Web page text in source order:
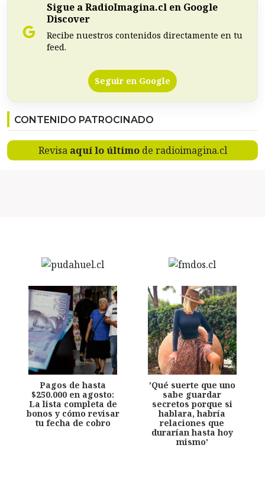
Sigue a RadioImagina.cl en Google
Discover
Recibe nuestros contenidos directamente en tu
feed.
Seguir en Google
CONTENIDO PATROCINADO
Revisa aquí lo últimode radioimagina.cl
Pagos de hasta
$250.000 en agosto:
La lista completa de
bonos y cómo revisar
tu fecha de cobro
'Qué suerte que uno
sabe guardar
secretos porque si
hablara, habría
relaciones que
durarían hasta hoy
mismo'